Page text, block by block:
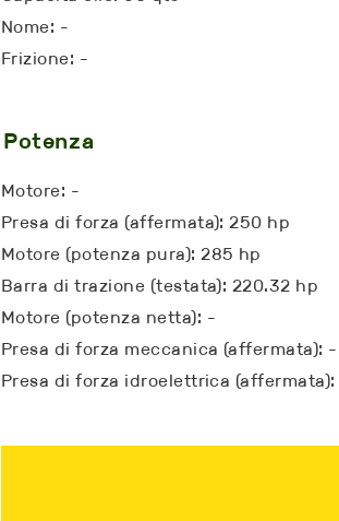
Nome: -
Frizione: -
Potenza
Motore: -
Presa di forza (affermata): 250 hp
Motore (potenza pura): 285 hp
Barra di trazione (testata): 220.32 hp
Motore (potenza netta): -
Presa di forza meccanica (affermata): -
Presa di forza idroelettrica